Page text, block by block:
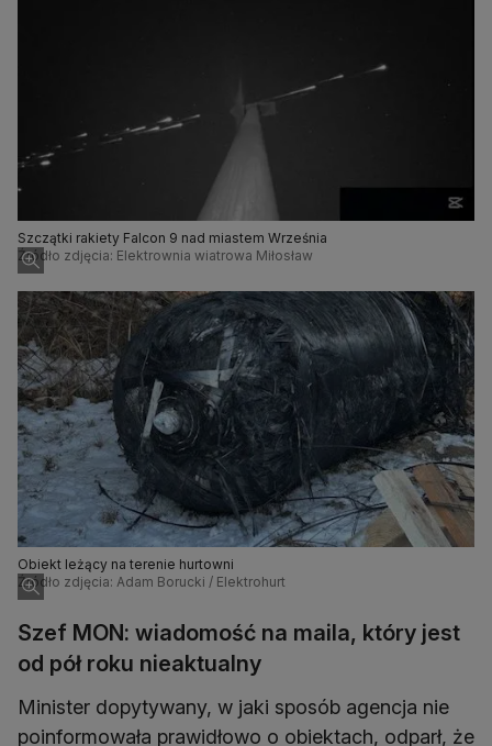
Szczątki rakiety Falcon 9 nad miastem Września
Źródło zdjęcia: Elektrownia wiatrowa Miłosław
Obiekt leżący na terenie hurtowni
Źródło zdjęcia: Adam Borucki / Elektrohurt
Szef MON: wiadomość na maila, który jest
od pół roku nieaktualny
Minister dopytywany, w jaki sposób agencja nie
poinformowała prawidłowo o obiektach, odparł, że